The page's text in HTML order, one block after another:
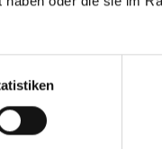
für Personen mit
auf Ihre